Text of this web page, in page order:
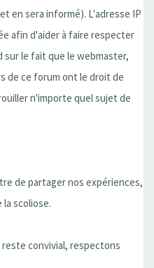
en sera informé). L'adresse IP
afin d'aider à faire respecter
sur le fait que le webmaster,
de ce forum ont le droit de
n'importe quel sujet de
de partager nos expériences,
scoliose.
convivial, respectons